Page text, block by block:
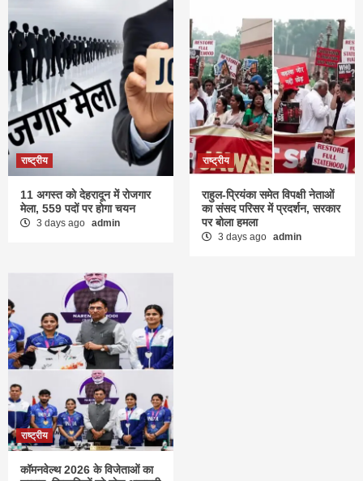
राष्ट्रीय
11 अगस्त को देहरादून में रोजगार
मेला, 559 पदों पर होगा चयन
3 days ago admin
राष्ट्रीय
राहुल-प्रियंका समेत विपक्षी नेताओं
का संसद परिसर में प्रदर्शन, सरकार
पर बोला हमला
3 days ago admin
राष्ट्रीय
कॉमनवेल्थ 2026 के विजेताओं का